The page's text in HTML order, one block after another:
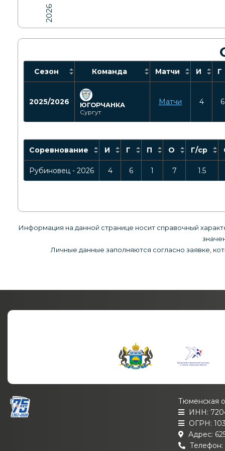
2026
Сезон Команда Матчи И Г
2025/2026
ЮГОРЧАНКА
Сургут
Матчи 4 6
Соревнование И Г П О Г/ср
Рубиновец - 2026 4 6 1 7 1.5
Информация на данной странице носит справочный
Личные данные заполняются согласно заявке,
Тюменская
ИНН:
ОГРН:
Адрес:
Телефон: